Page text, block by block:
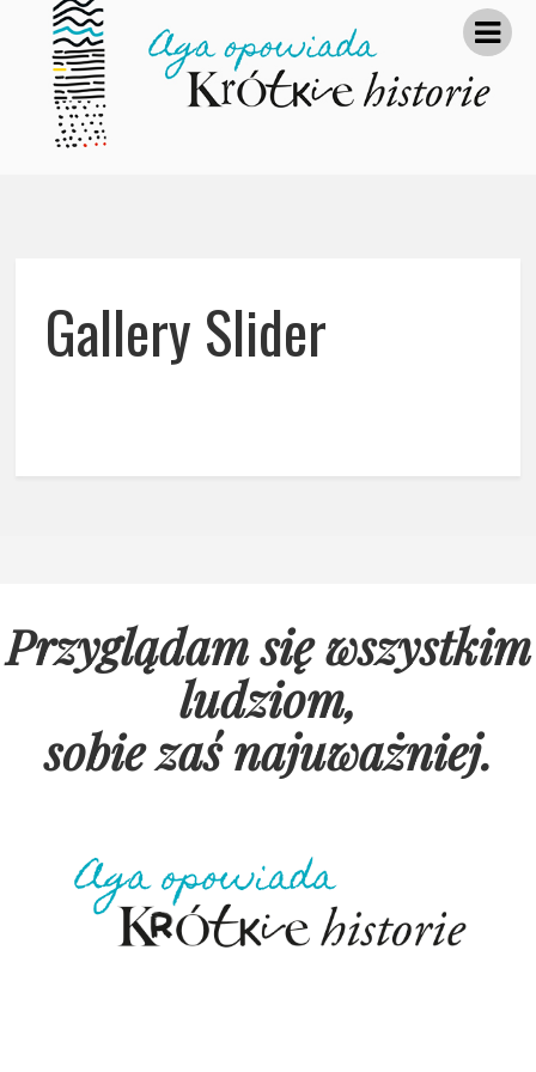
Gallery Slider
Przyglądam się wszystkim
ludziom,
sobie zaś najuważniej.